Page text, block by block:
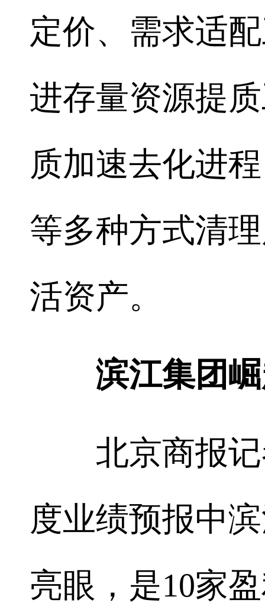
定价、需求适
进存量资源提
质加速去化进
等多种方式清
活资产。
滨江集团
北京商报记
度业绩预报中
亮眼，是10家